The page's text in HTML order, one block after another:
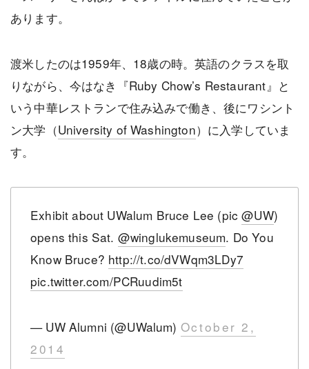
あります。
渡米したのは1959年、18歳の時。英語のクラスを取
りながら、今はなき『Ruby Chow’s Restaurant』と
いう中華レストランで住み込みで働き、後にワシント
ン大学（University of Washington）に入学していま
す。
Exhibit about UWalum Bruce Lee (pic@UW)
opens this Sat. @winglukemuseum. Do You
Know Bruce? http://t.co/dVWqm3LDy7
pic.twitter.com/PCRuudim5t
— UW Alumni (@UWalum) October 2,
2014